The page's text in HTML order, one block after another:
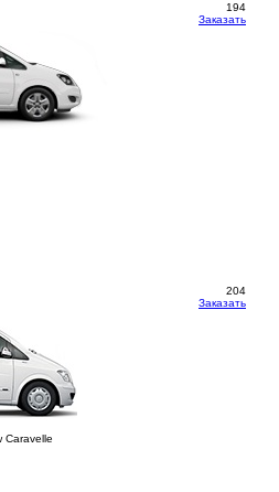
194
Заказать
204
Заказать
Caravelle